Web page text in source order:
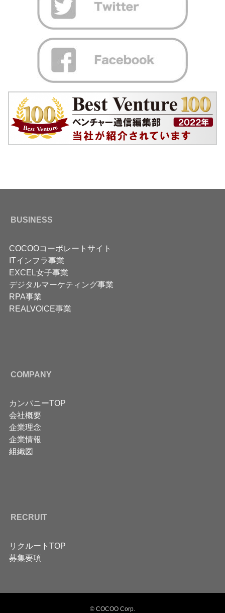
BUSINESS
COCOOコーポレートサイト
ITインフラ事業
EXCEL女子事業
デジタルマーケティング事業
RPA事業
REALVOICE事業
COMPANY
カンパニーTOP
会社概要
企業理念
企業情報
組織図
RECRUIT
リクルートTOP
募集要項
©️ COCOO Corp.